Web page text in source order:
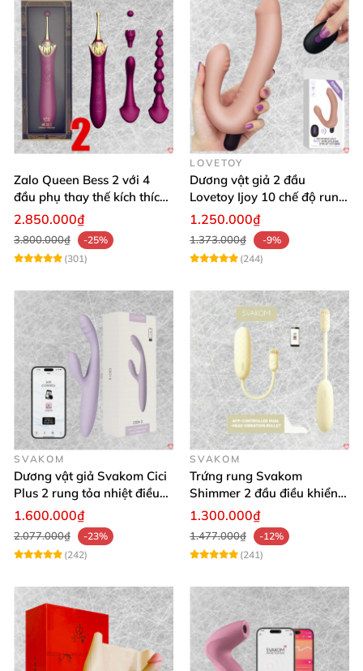
Zalo Queen Bess 2 với 4
đầu phụ thay thế kích thích
nhiều vị trí
2.850.000₫
3.800.000₫
-25%
(301)
LOVETOY
Dương vật giả 2 đầu
Lovetoy Ijoy 10 chế độ rung
silicon cao cấp sạc điện
1.250.000₫
1.373.000₫
-9%
(244)
SVAKOM
Dương vật giả Svakom Cici
Plus 2 rung tỏa nhiệt điều
khiển app an toàn silicone
1.600.000₫
2.077.000₫
-23%
(242)
SVAKOM
Trứng rung Svakom
Shimmer 2 đầu điều khiển
app tiện lợi
1.300.000₫
1.477.000₫
-12%
(241)